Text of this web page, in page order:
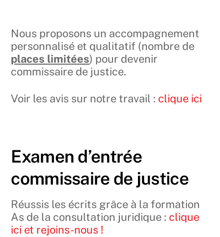
Nous proposons un accompagnement
personnalisé et qualitatif (nombre de
places limitées) pour devenir
commissaire de justice.
Voir les avis sur notre travail : clique ici
Examen d’entrée
commissaire de justice
Réussis les écrits grâce à la formation
As de la consultation juridique : clique
ici et rejoins-nous !